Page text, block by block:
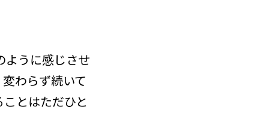
うに感じさせ
わらず続いて
とはただひと